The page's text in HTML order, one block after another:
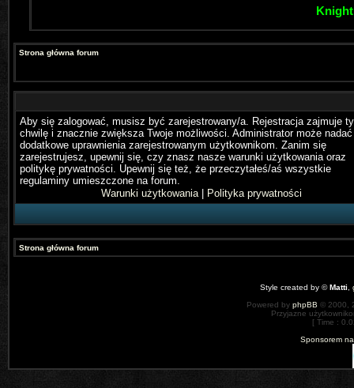
Strona główna forum
Aby się zalogować, musisz być zarejestrowany/a. Rejestracja zajmuje
chwilę i znacznie zwiększa Twoje możliwości. Administrator może nadać
dodatkowe uprawnienia zarejestrowanym użytkownikom. Zanim się
zarejestrujesz, upewnij się, czy znasz nasze warunki użytkowania oraz
politykę prywatności. Upewnij się też, że przeczytałeś/aś wszystkie
regulaminy umieszczone na forum.
Warunki użytkowania| Polityka prywatności
Strona główna forum
Style created by ©Matti
Powered by phpBB © 2000,
Przyjazne
[ Time :
Sponsorem